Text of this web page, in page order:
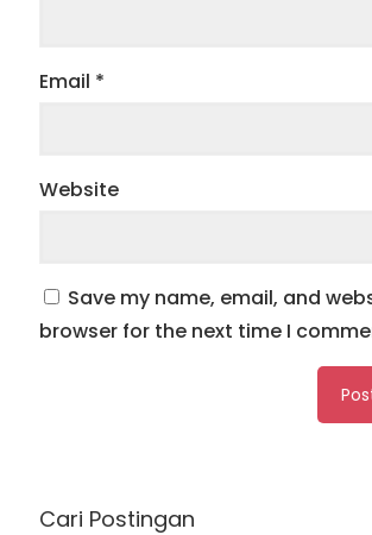
Email *
Website
Save my name, email, and
browser for the next time I
Cari Postingan